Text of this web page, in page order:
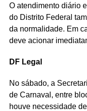
O atendimento diário
do Distrito Federal
da normalidade. Em
deve acionar
DF Legal
No sábado, a
de Carnaval, entre
houve necessidade